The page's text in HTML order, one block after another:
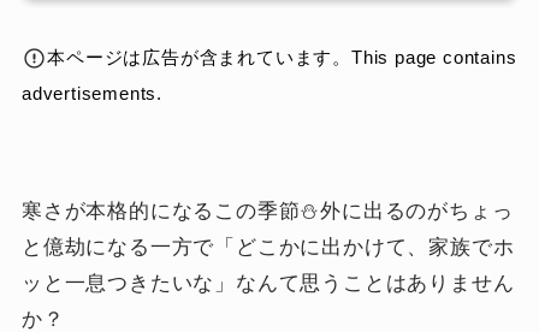
本ページは広告が含まれています。This page contains
advertisements.
寒さが本格的になるこの季節⛄外に出るのがちょっ
と億劫になる一方で「どこかに出かけて、家族でホ
ッと一息つきたいな」なんて思うことはありません
か？